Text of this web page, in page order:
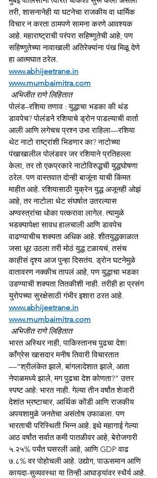
तरी, शासनानेही या घटनेचा राजकीय वा धार्मिक
विचार न करता ठामपणे सामना करणे आवश्यक
आहे. महाराष्ट्राची परंपरा सहिष्णुतेची आहे; पण
सहिष्णुतेच्या नावाखाली अतिरेक्यांना पंख मिळू देणे
हा आत्मघात ठरेल.
www.abhijeetrane.in
www.mumbaimitra.com
अभिजीत राणे लिहितात
पोलंड–रशिया तणाव : युद्धाचा भडका की थंड
डावपेच? पोलंडने रशियाचे ड्रोन पाडल्याची वार्ता
आली आणि लगेचच प्रश्न उभा राहिला—रशिया
थेट नाटो राष्ट्रांशी भिडणार का? नाटोच्या
पंखाखालील पोलंडवर जर रशियाने प्रतिहल्ला
केला, तर तो एकप्रकारे नाटोविरुद्धची युद्धघोषणा
ठरेल. पण वास्तवात दोन्ही बाजूंना याची किंमत
माहीत आहे. रशियासाठी युक्रेन युद्ध अजूनही ओझं
आहे, तर नाटोला थेट संघर्षात उतरल्यास
अण्वस्त्रांचा धोका पत्करावा लागेल. त्यामुळे
भडक्यापेक्षा सावध हालचाली आणि डावपेच
वाढण्याचीच शक्यता अधिक आहे. शीतयुद्धकाळात
जसा धूर उठला तरी मोठं युद्ध टळायचं, तसंच
काहीसं दृश्य आज पुन्हा दिसतंय. ड्रोन घटनेमुळे
वातावरण नक्कीच तापलं आहे, पण युद्धाचा भडका
उडण्याची शक्यता तितकीशी नाही. तरीही हा प्रसंग
युरोपच्या सुरक्षेसाठी गंभीर इशारा ठरत आहे.
www.abhijeetrane.in
www.mumbaimitra.com
अभिजीत राणे लिहितात
भारत अस्थिर नाही, पाकिस्तानच पुढचा देश!
काँग्रेस खासदार मनीष तिवारी विचारतात
—“श्रीलंकेत झाले, बांगलादेशात झाले, आता
नेपाळमध्ये झाले, मग पुढचा देश कोणता?” उत्तर
स्पष्ट आहे: भारत नाही. गेल्या तीन वर्षांत शेजारी
देशांत भ्रष्टाचार, आर्थिक कोंडी आणि राजकीय
अपयशामुळे जनतेचा असंतोष उफाळला. पण
भारताची परिस्थिती भिन्न आहे. इथे महागाई गेल्या
आठ वर्षांत सर्वात कमी पातळीवर आहे, बेरोजगारी
५.२५% पर्यंत घसरली आहे, आणि GDP वाढ
७.८% वर पोहोचली आहे. उद्योग, पाऊसमान आणि
कायदा-सुव्यवस्था या तिन्ही आघाड्यांवर स्थैर्य आहे.